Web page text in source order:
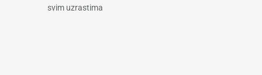
svim uzrastima